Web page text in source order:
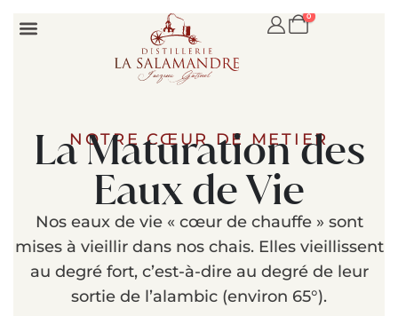
0
NOTRE CŒUR DE METIER
La Maturation des
Eaux de Vie
Nos eaux de vie « cœur de chauffe » sont
mises à vieillir dans nos chais. Elles vieillissent
au degré fort, c’est-à-dire au degré de leur
sortie de l’alambic (environ 65°).